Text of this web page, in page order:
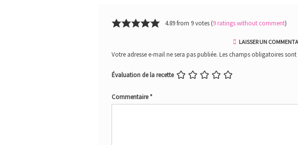
4.89 from 9 votes (9 ratings without comment)
LAISSER UN
Votre adresse e-mail ne sera pas publiée. Les champs obligatoires
Évaluation de la recette
Commentaire*